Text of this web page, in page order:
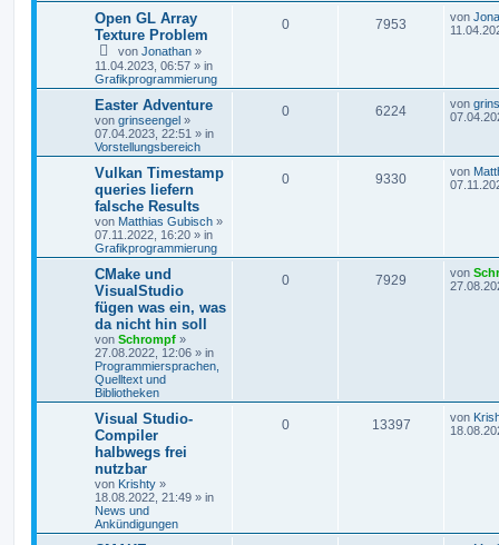
Open GL Array
Texture Problem
von Jonathan »
11.04.2023, 06:57 » in
Grafikprogrammierung
0 7953 von
Easter Adventure
von grinseengel »
07.04.2023, 22:51 » in
Vorstellungsbereich
0 6224 von
Vulkan Timestamp
queries liefern
falsche Results
von Matthias Gubisch »
07.11.2022, 16:20 » in
Grafikprogrammierung
0 9330 von
CMake und
VisualStudio
fügen was ein, was
da nicht hin soll
von Schrompf »
27.08.2022, 12:06 » in
Programmiersprachen,
Quelltext und
Bibliotheken
0 7929 von
Visual Studio-
Compiler
halbwegs frei
nutzbar
von Krishty »
18.08.2022, 21:49 » in
News und
Ankündigungen
0 13397 von